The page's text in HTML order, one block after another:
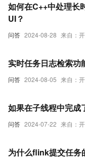
问答 2024-08-28 来自：
如何在C++中处理长
UI？
问答 2024-08-05 来自：
实时任务日志检索功
问答 2024-07-22 来自：
如果在子线程中完成
为什么flink提交任务